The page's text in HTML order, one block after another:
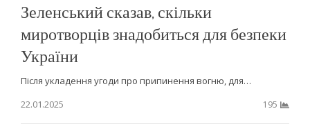
Зеленський сказав, скільки
миротворців знадобиться для безпеки
України
Після укладення угоди про припинення вогню, для…
22.01.2025
195